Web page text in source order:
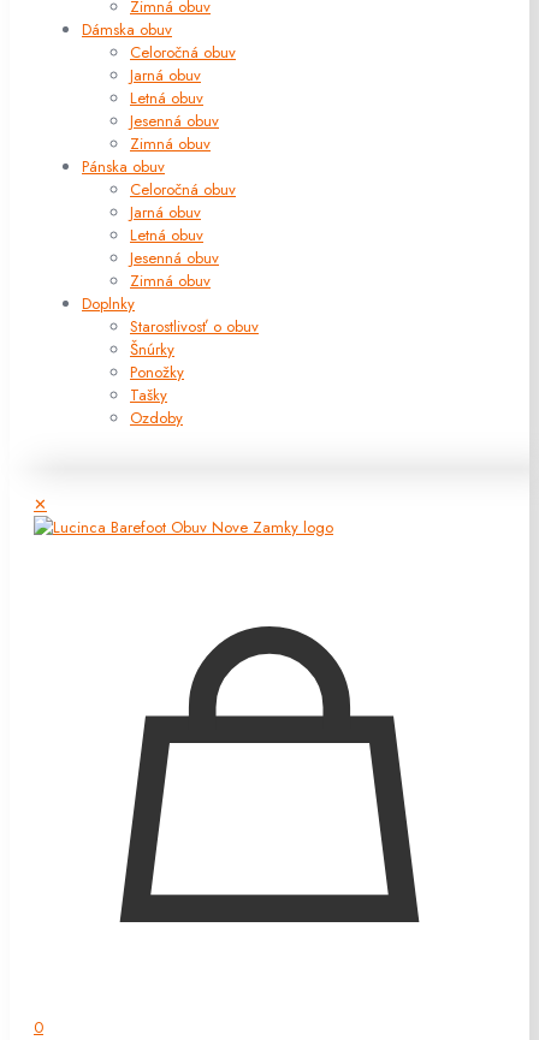
Zimná obuv
Dámska obuv
Celoročná obuv
Jarná obuv
Letná obuv
Jesenná obuv
Zimná obuv
Pánska obuv
Celoročná obuv
Jarná obuv
Letná obuv
Jesenná obuv
Zimná obuv
Doplnky
Starostlivosť o obuv
Šnúrky
Ponožky
Tašky
Ozdoby
✕
0